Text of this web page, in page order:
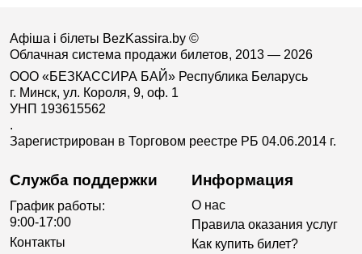
Афіша і білеты BezKassira.by ©
Облачная система продажи билетов, 2013 — 2026
ООО «БЕЗКАССИРА БАЙ» Республика Беларусь
г. Минск, ул. Короля, 9, оф. 1
УНП 193615562
.
Зарегистрирован в Торговом реестре РБ 04.06.2014 г.
Служба поддержки
График работы:
9:00-17:00
Контакты
Информация
О нас
Правила оказания услуг
Как купить билет?